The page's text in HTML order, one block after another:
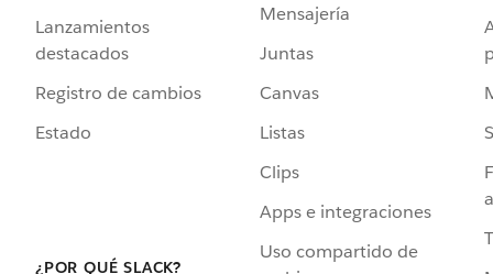
Lanzamientos
destacados
Registro de cambios
Estado
¿POR QUÉ SLACK?
Mensajería
Juntas
Canvas
Listas
Clips
Apps e integraciones
Uso compartido de